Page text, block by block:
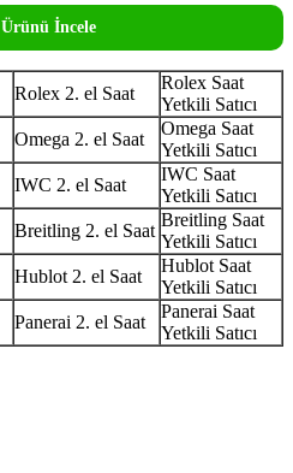
Ürünü İncele
Rolex 2. el Saat
Rolex Saat
Yetkili Satıcı
Omega 2. el Saat
Omega Saat
Yetkili Satıcı
IWC 2. el Saat
IWC Saat
Yetkili Satıcı
Breitling 2. el Saat
Breitling Saat
Yetkili Satıcı
Hublot 2. el Saat
Hublot Saat
Yetkili Satıcı
Panerai 2. el Saat
Panerai Saat
Yetkili Satıcı